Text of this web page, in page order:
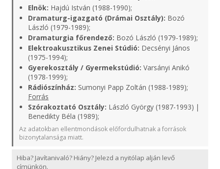
Elnök: Hajdú István (1988-1990);
Dramaturg-igazgató (Drámai Osztály): Bozó
László (1979-1989);
Dramaturgia főrendező: Bozó László (1979-1989);
Elektroakusztikus Zenei Stúdió: Decsényi János
(1975-1994);
Gyerekosztály / Gyermekstúdió: Varsányi Anikó
(1978-1999);
Rádiószínház: Sumonyi Papp Zoltán (1988-1989);
Forrás
Szórakoztató Osztály: László György (1987-1993) |
Benedikty Béla (1989);
Az adatokban ellentmondások előfordulhatnak a források
bizonytalansága miatt.
Hiba? Javítanivaló? Hiány? Jelezd a nyitólap alján levő
címünkön.